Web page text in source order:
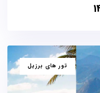
برچسب
ها
تور های برزیل